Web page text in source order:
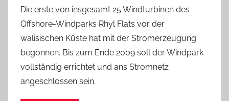
Die erste von insgesamt 25 Windturbinen des
Offshore-Windparks Rhyl Flats vor der
walisischen Küste hat mit der Stromerzeugung
begonnen. Bis zum Ende 2009 soll der Windpark
vollständig errichtet und ans Stromnetz
angeschlossen sein.